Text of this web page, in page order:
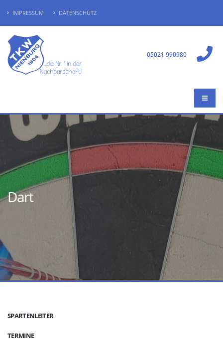
IMPRESSUM DATENSCHUTZ
05021 990980
Dart
SPARTENLEITER
TERMINE